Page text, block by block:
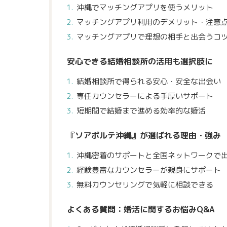
沖縄でマッチングアプリを使うメリット
マッチングアプリ利用のデメリット・注意
マッチングアプリで理想の相手と出会うコ
安心できる結婚相談所の活用も選択肢に
結婚相談所で得られる安心・安全な出会い
専任カウンセラーによる手厚いサポート
短期間で結婚まで進める効率的な婚活
『ソアポルテ沖縄』が選ばれる理由・強み
沖縄密着のサポートと全国ネットワークで
経験豊富なカウンセラーが親身にサポート
無料カウンセリングで気軽に相談できる
よくある質問：婚活に関するお悩みQ&A